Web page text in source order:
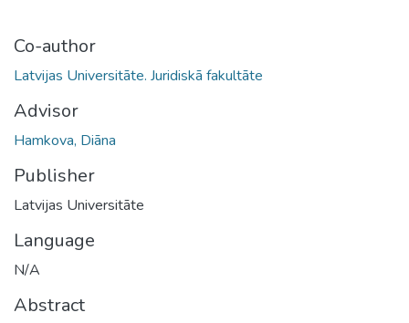
Co-author
Latvijas Universitāte. Juridiskā fakultāte
Advisor
Hamkova, Diāna
Publisher
Latvijas Universitāte
Language
N/A
Abstract